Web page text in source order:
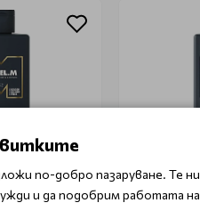
по-добро пазаруване. Те ни
и да подобрим работата на